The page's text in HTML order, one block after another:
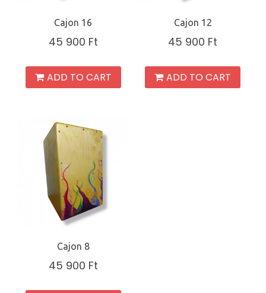
Cajon 16
45 900 Ft
ADD TO CART
Cajon 12
45 900 Ft
ADD TO CART
Cajon 8
45 900 Ft